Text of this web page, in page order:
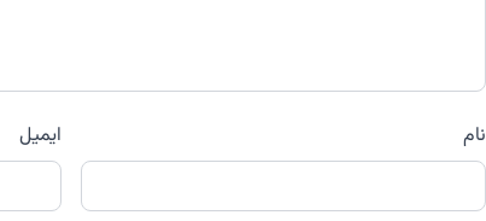
نام ایمیل